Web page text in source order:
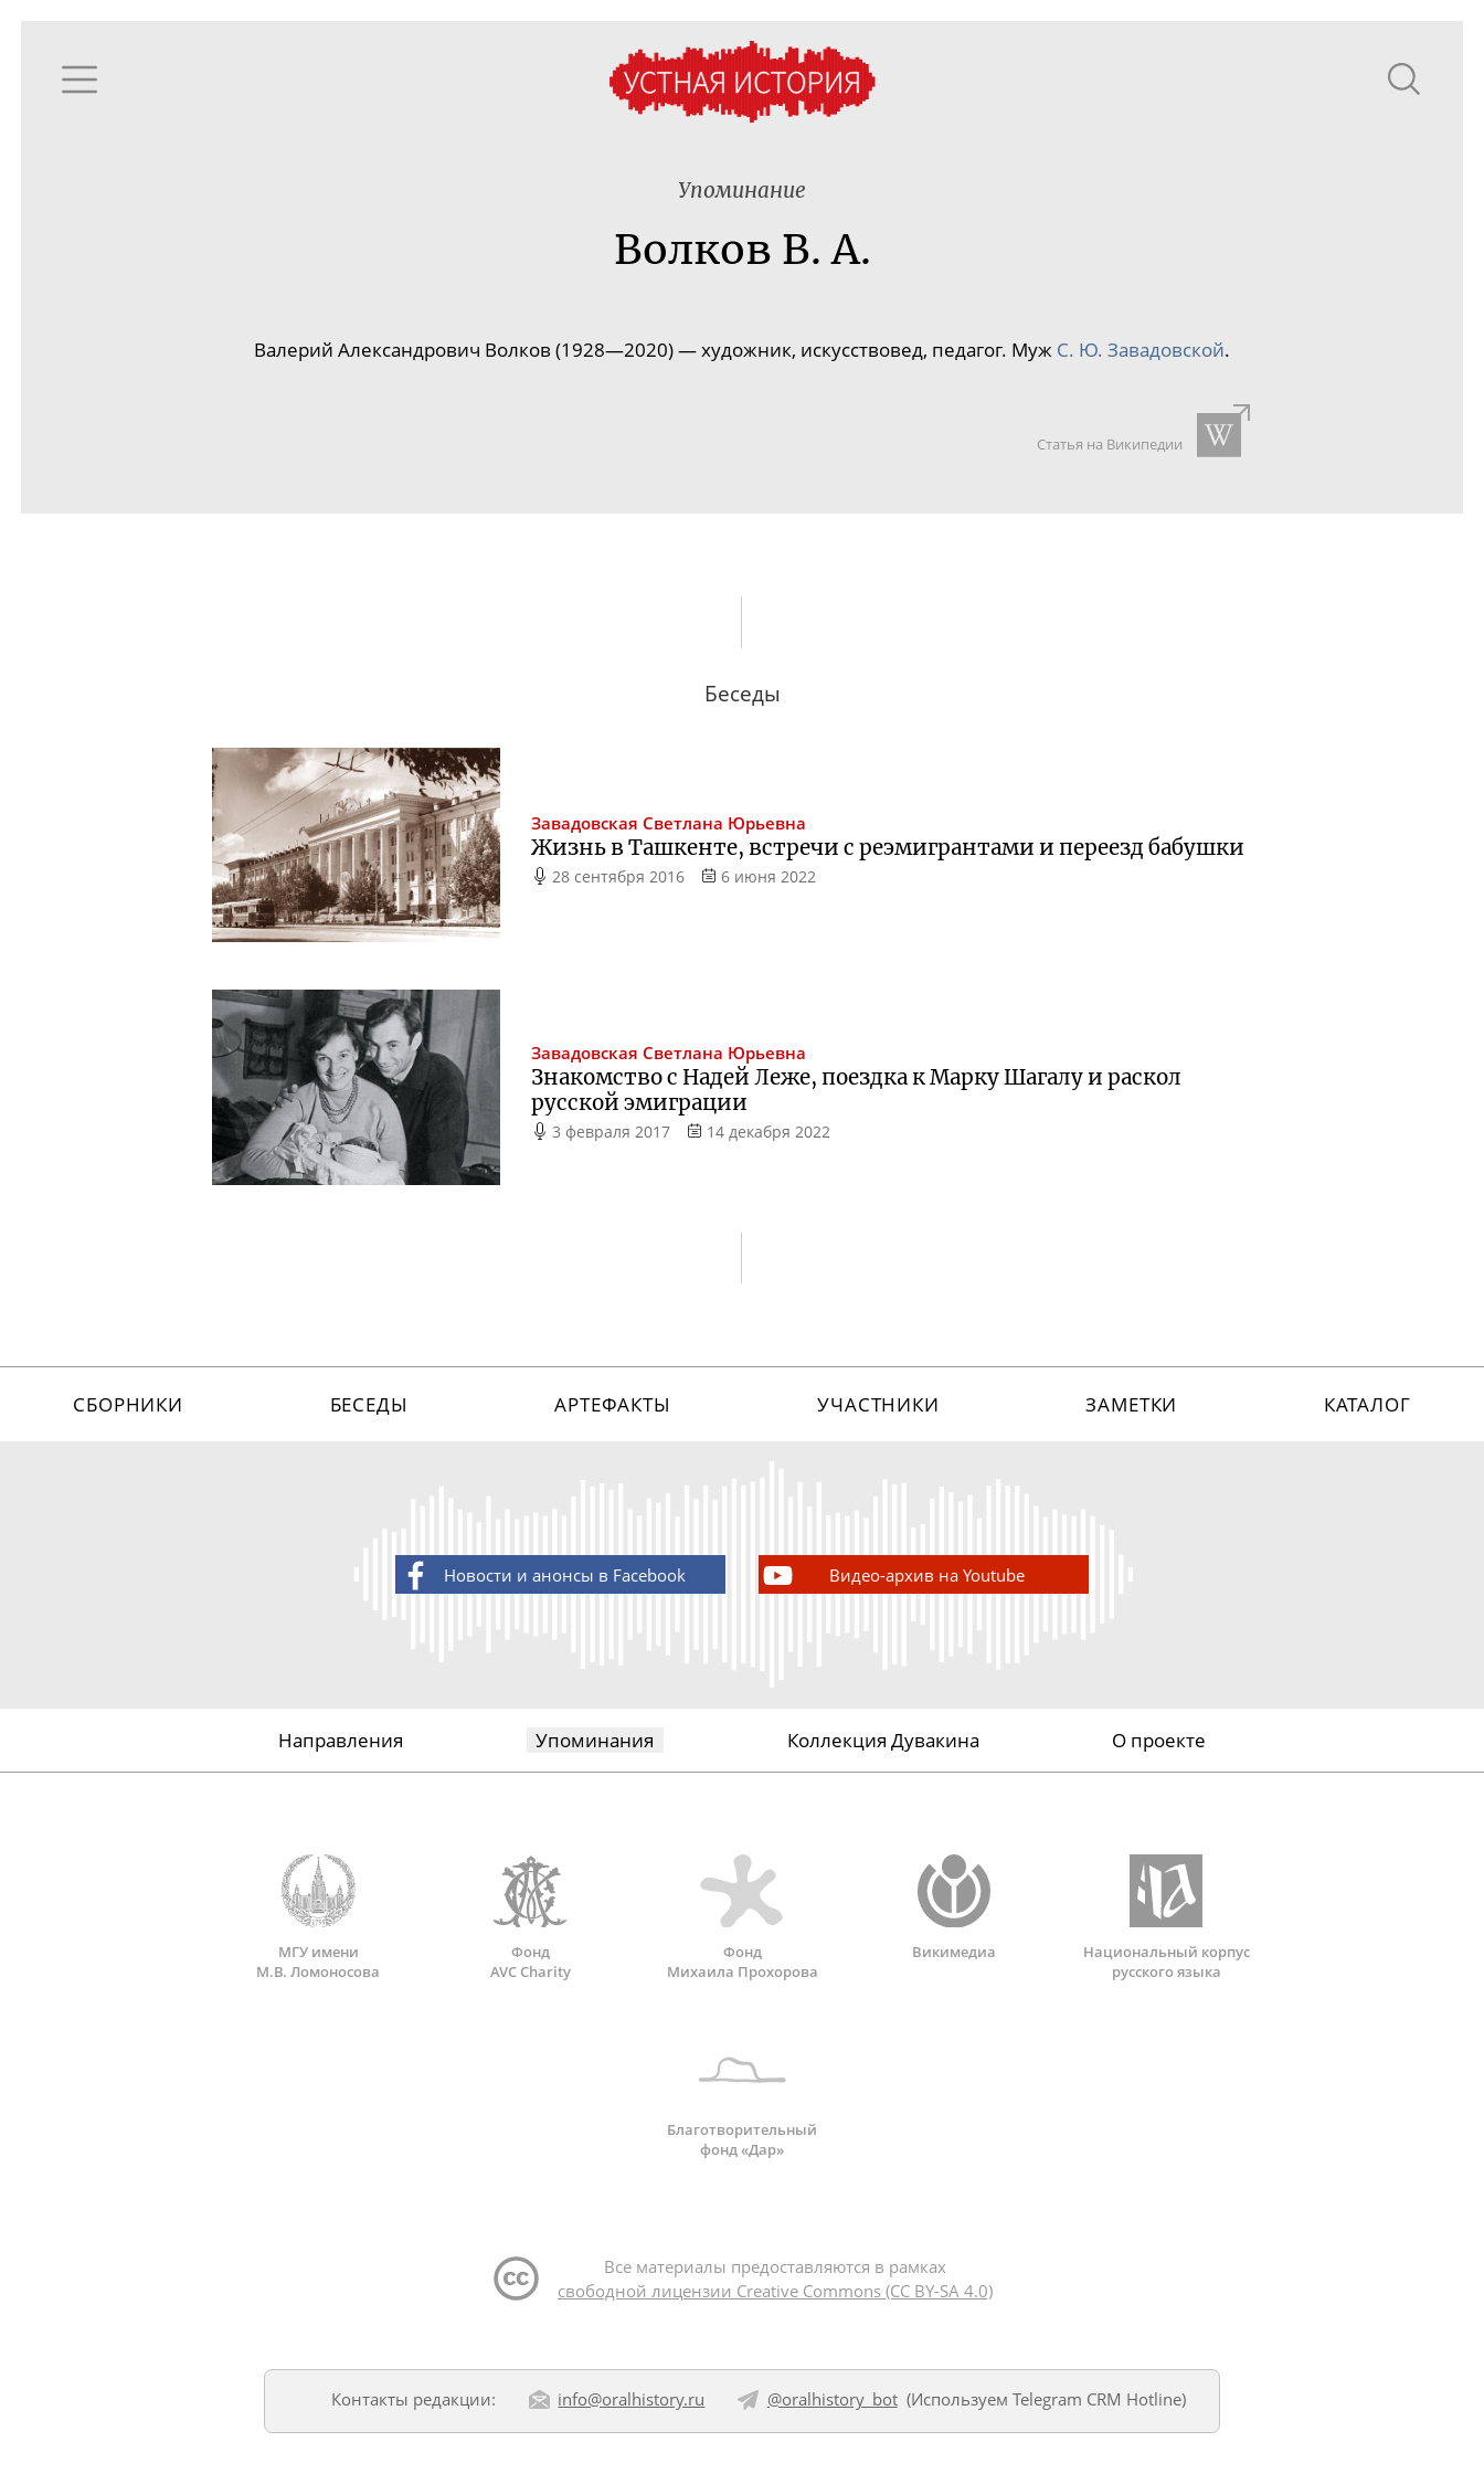
Упоминание
Волков В. А.
Валерий Александрович Волков (1928—2020) — художник, искусствовед, педагог. Муж С. Ю. Завадовской.
Статья на Википедии
Беседы
Завадовская Светлана Юрьевна
Жизнь в Ташкенте, встречи с реэмигрантами и переезд бабушки
28 сентября 2016 6 июня 2022
Завадовская Светлана Юрьевна
Знакомство с Надей Леже, поездка к Марку Шагалу и раскол
русской эмиграции
3 февраля 2017 14 декабря 2022
СБОРНИКИ БЕСЕДЫ АРТЕФАКТЫ УЧАСТНИКИ ЗАМЕТКИ КАТАЛОГ
Новости и анонсы в Facebook Видео-архив на Youtube
Направления Упоминания Коллекция Дувакина О проекте
МГУ имени
М.В. Ломоносова
Фонд
AVC Charity
Фонд
Михаила Прохорова
Викимедиа
Национальный корпус
русского языка
Благотворительный
фонд «Дар»
Все материалы предоставляются в рамках
свободной лицензии Creative Commons (CC BY-SA 4.0)
Контакты редакции: info@oralhistory.ru @oralhistory_bot(Используем Telegram CRM Hotline)